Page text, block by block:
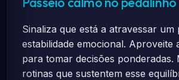
Sinaliza que está a atravessar um
estabilidade emocional. Aproveite
para tomar decisões ponderadas.
rotinas que sustentem esse